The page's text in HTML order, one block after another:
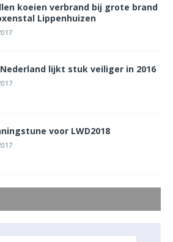
koeien verbrand bij grote brand
Lippenhuizen
lijkt stuk veiliger in 2016
voor LWD2018